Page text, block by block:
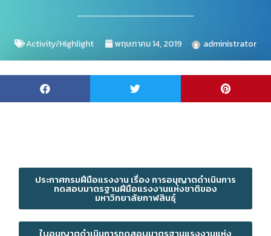
Activity/Highlight พฤษภาคม 14, 2019 administrator
ประกาศกรมฝีมือแรงงาน เรื่อง การอนุญาตดำเนินการ
ทดสอบมาตรฐานฝีมือแรงงานแห่งชาติของ
มหาวิทยาลัยกาฬสินธุ์
ใบอนุญาตดำเนินการทดสอบมาตรฐานแรงงานแห่ง